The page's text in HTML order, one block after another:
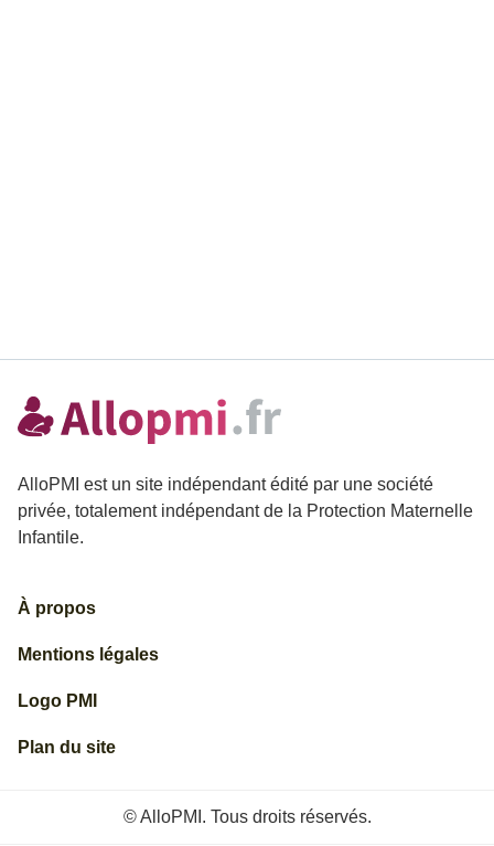
AlloPMI est un site indépendant édité par une société
privée, totalement indépendant de la Protection Maternelle
Infantile.
© AlloPMI. Tous droits réservés.
À propos
Mentions légales
Logo PMI
Plan du site